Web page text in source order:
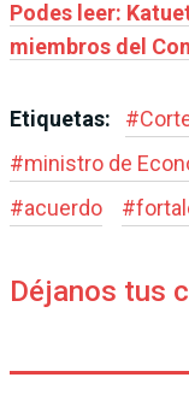
Podes leer:
miembros del
Etiquetas: #
#ministro de
#acuerdo #
Déjanos tus